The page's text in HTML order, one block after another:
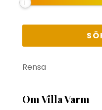
Rensa
Om Villa Varm